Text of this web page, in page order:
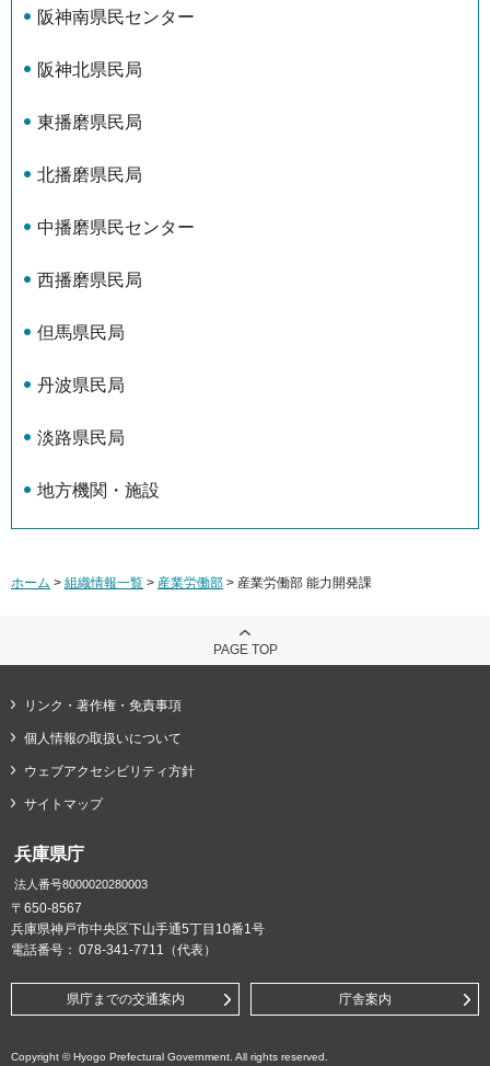
阪神南県民センター
阪神北県民局
東播磨県民局
北播磨県民局
中播磨県民センター
西播磨県民局
但馬県民局
丹波県民局
淡路県民局
地方機関・施設
ホーム > 組織情報一覧 > 産業労働部 > 産業労働部 能力開発課
PAGE TOP
リンク・著作権・免責事項
個人情報の取扱いについて
ウェブアクセシビリティ方針
サイトマップ
兵庫県庁
法人番号8000020280003
〒650-8567
兵庫県神戸市中央区下山手通5丁目10番1号
電話番号： 078-341-7711（代表）
県庁までの交通案内 庁舎案内
Copyright © Hyogo Prefectural Government. All rights reserved.